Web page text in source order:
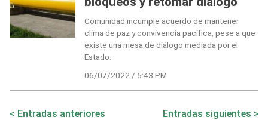
Comunidad incumple acuerdo de mantener
clima de paz y convivencia pacífica, pese a que
existe una mesa de diálogo mediada por el
Estado.
06/07/2022 / 5:43 PM
Navegación
Entradas anteriores Entradas siguientes